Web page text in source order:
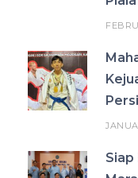
Siap